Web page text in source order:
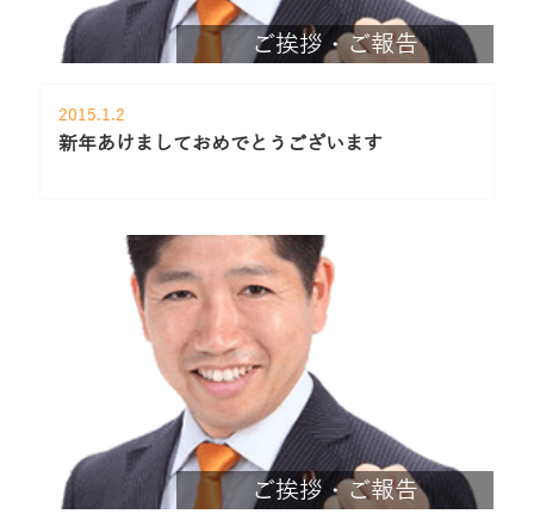
ご挨拶・ご報告
2015.1.2
新年あけましておめでとうございます
ご挨拶・ご報告